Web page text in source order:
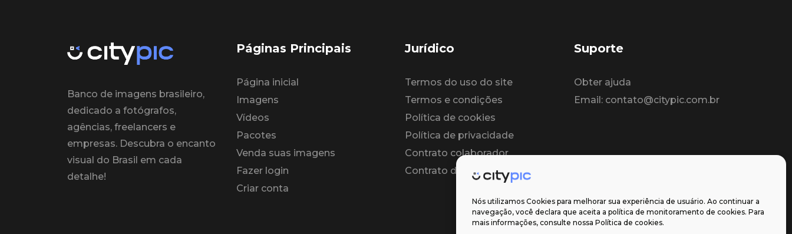
Nós utilizamos Cookies para melhorar sua experiência de usuário. Ao continuar a
navegação, você declara que aceita a política de monitoramento de cookies. Para
mais informações, consulte nossa Política de cookies.
Banco de imagens brasileiro,
dedicado a fotógrafos,
agências, freelancers e
empresas. Descubra o encanto
visual do Brasil em cada
detalhe!
Páginas Principais
Página inicial
Imagens
Vídeos
Pacotes
Venda suas imagens
Fazer login
Criar conta
Jurídico
Termos do uso do site
Termos e condições
Política de cookies
Política de privacidade
Contrato colaborador
Contrato de licença
Suporte
Obter ajuda
Email: contato@citypic.com.br